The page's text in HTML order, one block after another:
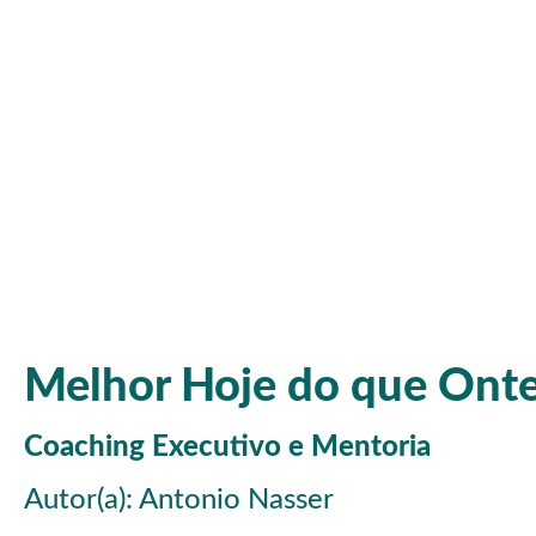
Melhor Hoje do que
Coaching Executivo e Mentoria
Autor(a): Antonio Nasser